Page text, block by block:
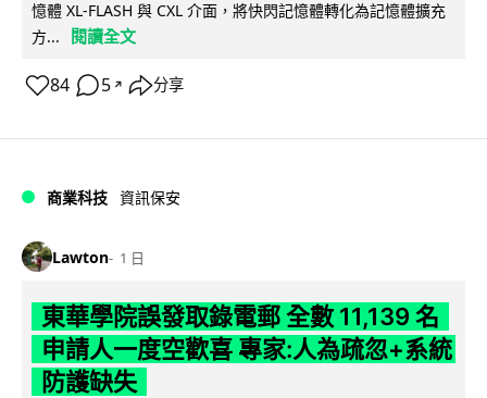
憶體 XL-FLASH 與 CXL 介面，將快閃記憶體轉化為記憶體擴充
方...
閱讀全文
84 5 ↗ 分享
商業科技 資訊保安
Lawton 1 日
東華學院誤發取錄電郵 全數 11,139 名
申請人一度空歡喜 專家:人為疏忽+系統
防護缺失